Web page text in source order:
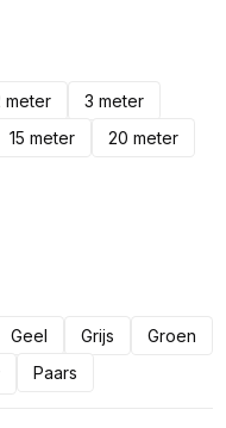
meter
3 meter
15 meter
20 meter
Geel Grijs
Groen
Paars